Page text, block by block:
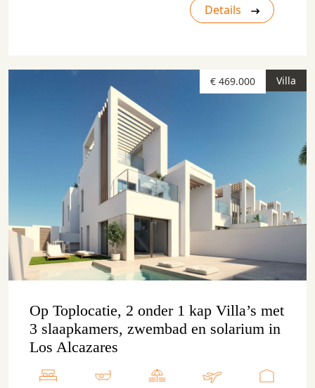
Details
Villa
€ 469.000
Op Toplocatie, 2 onder 1 kap Villa’s met
3 slaapkamers, zwembad en solarium in
Los Alcazares